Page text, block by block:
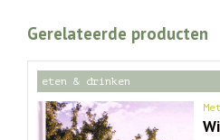
Gerelateerde producten
eten & drinken